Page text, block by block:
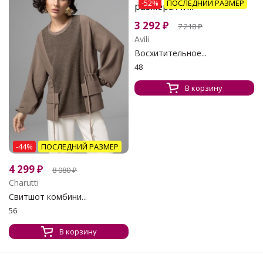
-44% ПОСЛЕДНИЙ РАЗМЕР
4 299₽ 8 080₽
Charutti
Свитшот комбини...
56
В корзину
-52% ПОСЛЕДНИЙ РАЗМЕР
3 292 ₽ 7 218₽
Avili
Восхитительное...
48
В корзину